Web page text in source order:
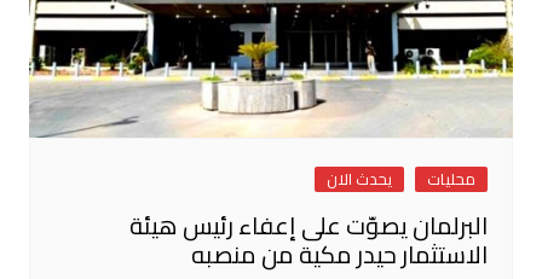
محليات يحدث الان
البرلمان يصوّت على إعفاء رئيس هيئة
الاستثمار حيدر مكية من منصبه